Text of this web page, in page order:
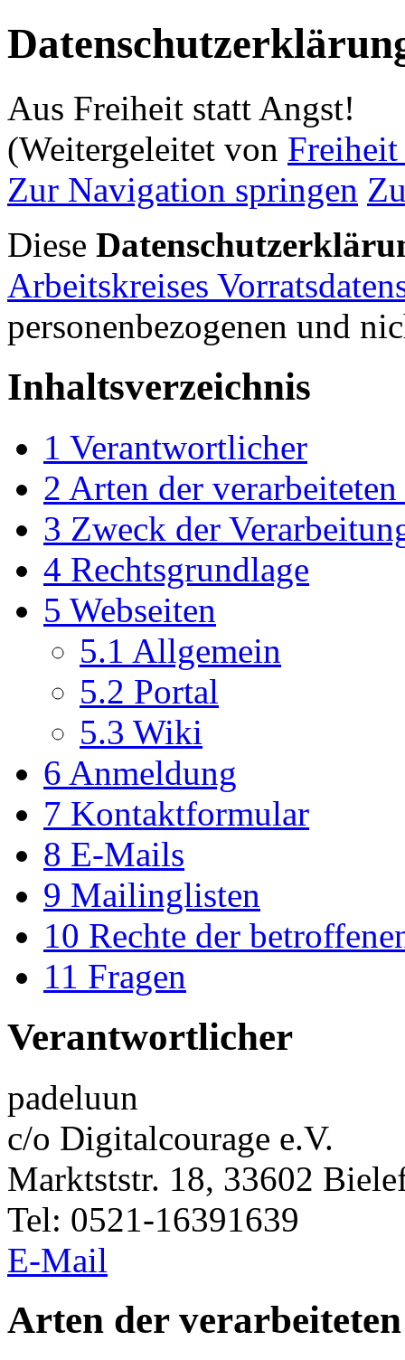
Aus Freiheit statt Angst!
(Weitergeleitet von
Zur Navigation springen
Diese
Arbeitskreises
personenbezogenen und
Inhaltsverzeichnis
1 Verantwortlicher
2 Arten der
3 Zweck der
4 Rechtsgrundlage
5 Webseiten
5.1 Allgemein
5.2 Portal
5.3 Wiki
6 Anmeldung
7 Kontaktformular
8 E-Mails
9 Mailinglisten
10 Rechte der
11 Fragen
Verantwortlicher
padeluun
c/o Digitalcourage e.V.
Marktststr. 18, 33602
Tel: 0521-16391639
E-Mail
Arten der